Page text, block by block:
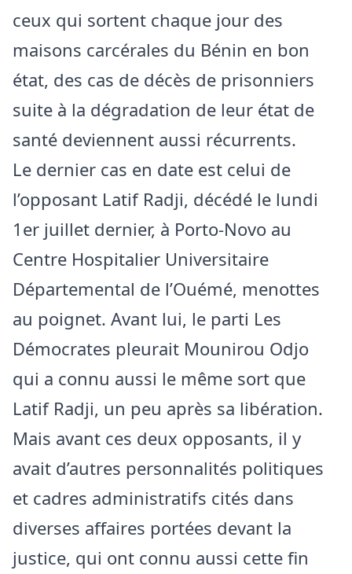
ceux qui sortent chaque jour des
maisons carcérales du Bénin en bon
état, des cas de décès de prisonniers
suite à la dégradation de leur état de
santé deviennent aussi récurrents.
Le dernier cas en date est celui de
l’opposant Latif Radji, décédé le lundi
1er juillet dernier, à Porto-Novo au
Centre Hospitalier Universitaire
Départemental de l’Ouémé, menottes
au poignet. Avant lui, le parti Les
Démocrates pleurait Mounirou Odjo
qui a connu aussi le même sort que
Latif Radji, un peu après sa libération.
Mais avant ces deux opposants, il y
avait d’autres personnalités politiques
et cadres administratifs cités dans
diverses affaires portées devant la
justice, qui ont connu aussi cette fin